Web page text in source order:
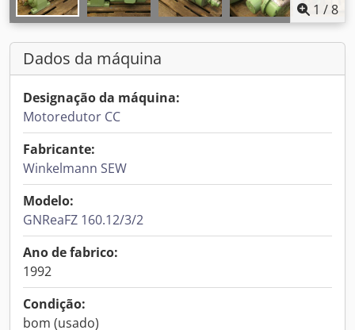
1 /8
Dados da máquina
Designação da máquina:
Motoredutor CC
Fabricante:
Winkelmann SEW
Modelo:
GNReaFZ 160.12/3/2
Ano de fabrico:
1992
Condição:
bom (usado)